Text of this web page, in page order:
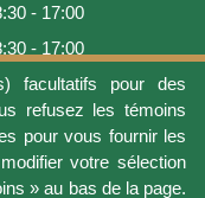
facultatifs pour des
refusez les témoins
pour vous fournir les
votre sélection
» au bas de la page.
- 17:00
- 17:00
- 17:00
- 17:00
9:00 - 16:00
Fermé